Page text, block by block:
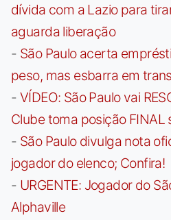
dívida com a Lazio para
aguarda liberação
- São Paulo acerta
peso, mas esbarra em
- VÍDEO: São Paulo vai
Clube toma posição FINAL
- São Paulo divulga nota
jogador do elenco; Confira!
- URGENTE: Jogador do
Alphaville